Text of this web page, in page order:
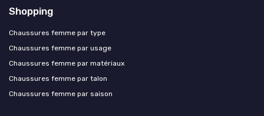
Shopping
Chaussures femme par type
Chaussures femme par usage
Chaussures femme par matériaux
Chaussures femme par talon
Chaussures femme par saison